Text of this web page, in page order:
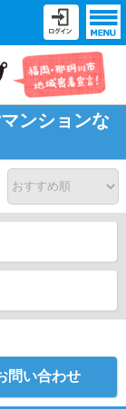
ンションな
問い合わせ